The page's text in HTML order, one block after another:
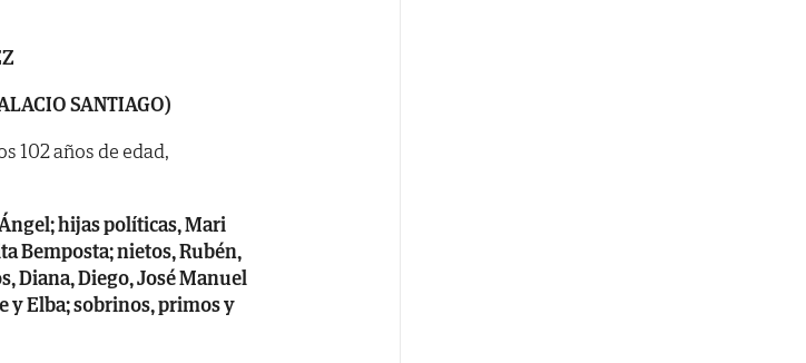
SANTIAGO)
102 años de edad,
hijas políticas, Mari
Bemposta; nietos, Rubén,
Diana, Diego, José Manuel
y Elba; sobrinos, primos y